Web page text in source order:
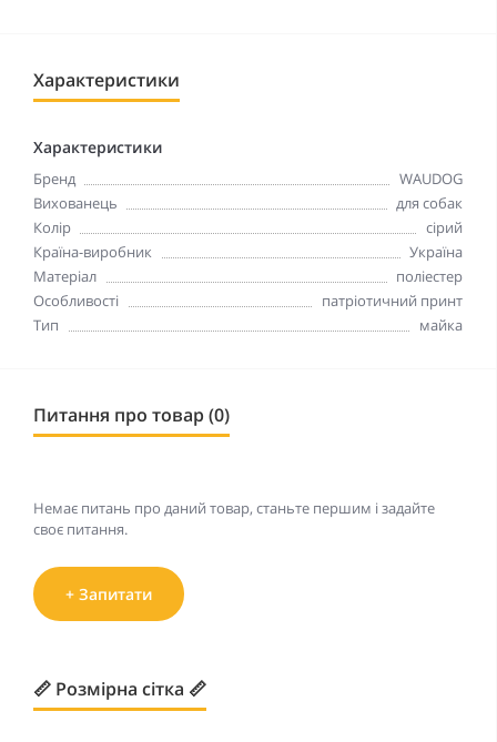
Характеристики
Характеристики
Бренд
WAUDOG
Вихованець
для собак
Колір
сірий
Країна-виробник
Україна
Матеріал
поліестер
Особливості
патріотичний принт
Тип
майка
Питання про товар (0)
Немає питань про даний товар, станьте першим і задайте
своє питання.
+ Запитати
📏 Розмірна сітка 📏